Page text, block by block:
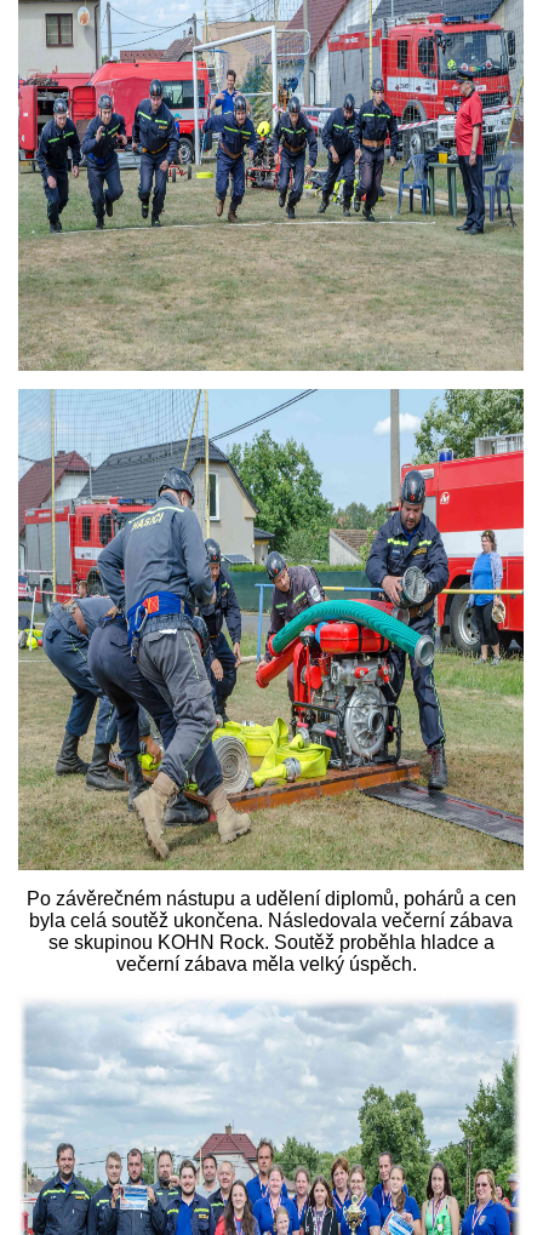
Po závěrečném nástupu a udělení diplomů, pohárů a cen
byla celá soutěž ukončena. Následovala večerní zábava
se skupinou KOHN Rock. Soutěž proběhla hladce a
večerní zábava měla velký úspěch.